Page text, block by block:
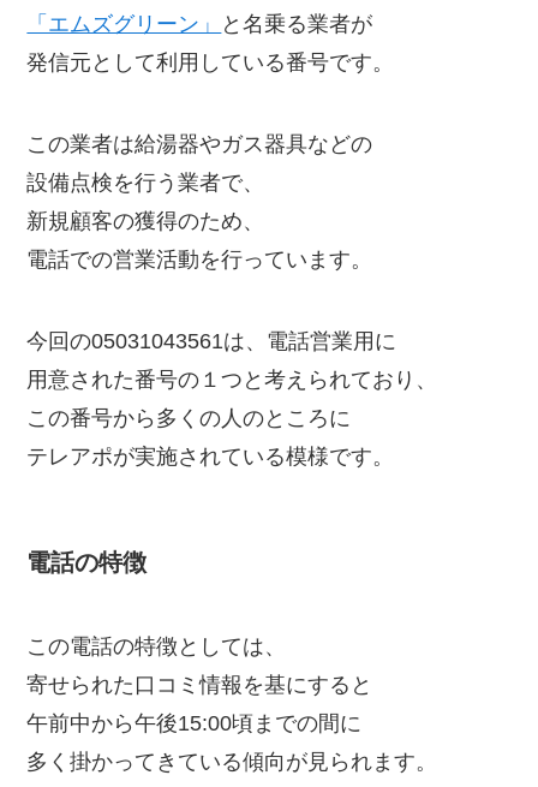
「エムズグリーン」
と名乗る業者が
発信元として利用している番号です。
この業者は給湯器やガス器具などの
設備点検を行う業者で、
新規顧客の獲得のため、
電話での営業活動を行っています。
今回の05031043561は、電話営業用に
用意された番号の１つと考えられており、
この番号から多くの人のところに
テレアポが実施されている模様です。
電話の特徴
この電話の特徴としては、
寄せられた口コミ情報を基にすると
午前中から午後15:00頃までの間に
多く掛かってきている傾向が見られます。